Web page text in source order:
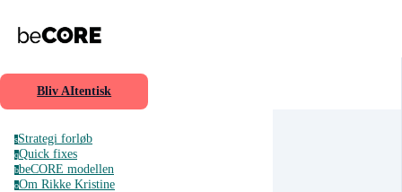
Bliv AItentisk
sStrategi forløb
qQuick fixes
bbeCORE modellen
oOm Rikke Kristine